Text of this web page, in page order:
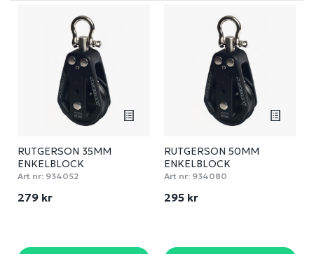
RUTGERSON 35MM
ENKELBLOCK
Art nr: 934052
279 kr
RUTGERSON 50MM
ENKELBLOCK
Art nr: 934080
295 kr